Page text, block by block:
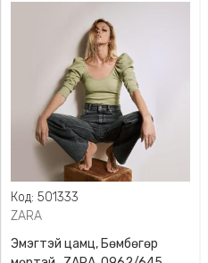
Код: 501333
ZARA
Эмэгтэй цамц, Бөмбөгөр